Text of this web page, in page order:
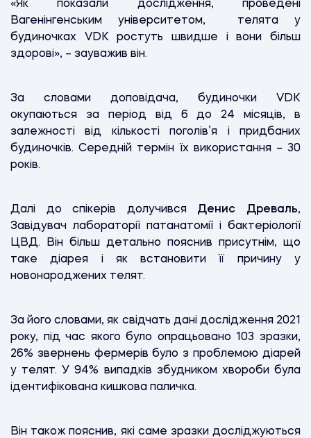
«Як показали дослідження, проведені
Вагенінгенським університетом, телята у
будиночках VDK ростуть швидше і вони більш
здорові», – зауважив він.
За словами доповідача, будиночки VDK
окупаються за період від 6 до 24 місяців, в
залежності від кількості поголів’я і придбаних
будиночків. Середній термін їх використання – 30
років.
Далі до спікерів долучився Денис Древаль,
Завідувач лабораторії патанатомії і бактеріології
ЦВД. Він більш детально пояснив присутнім, що
таке діарея і як встановити її причину у
новонароджених телят.
За його словами, як свідчать дані дослідження 2021
року, під час якого було опрацьовано 103 зразки,
26% звернень фермерів було з проблемою діарей
у телят. У 94% випадків збудником хвороби була
ідентифікована кишкова паличка.
Він також пояснив, які саме зразки досліджуються